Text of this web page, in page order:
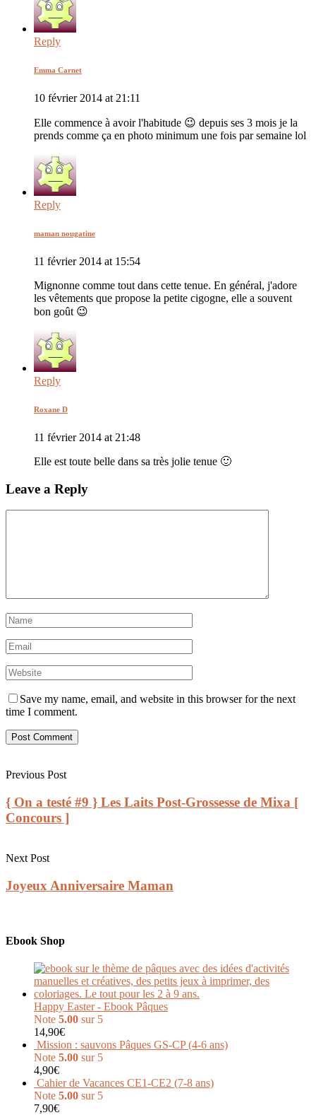
Reply
Emma Carnet
10 février 2014 at 21:11
Elle commence à avoir l'habitude 😉 depuis ses 3 mois je la
prends comme ça en photo minimum une fois par semaine lol
Reply
maman nougatine
11 février 2014 at 15:54
Mignonne comme tout dans cette tenue. En général, j'adore
les vêtements que propose la petite cigogne, elle a souvent
bon goût 😉
Reply
Roxane D
11 février 2014 at 21:48
Elle est toute belle dans sa très jolie tenue 🙂
Leave a Reply
Save my name, email, and website in this browser for the next
time I comment.
Previous Post
{ On a testé #9 } Les Laits Post-Grossesse de Mixa [
Concours ]
Next Post
Joyeux Anniversaire Maman
Ebook Shop
Happy Easter - Ebook Pâques
Note 5.00 sur 5
14,90€
Mission : sauvons Pâques GS-CP (4-6 ans)
Note 5.00 sur 5
4,90€
Cahier de Vacances CE1-CE2 (7-8 ans)
Note 5.00 sur 5
7,90€